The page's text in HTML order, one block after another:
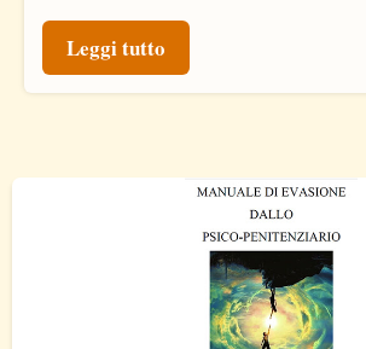
Leggi tutto